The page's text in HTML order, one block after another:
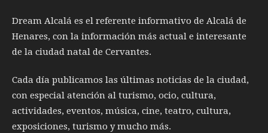
Dream Alcalá es el referente informativo de Alcalá de
Henares, con la información más actual e interesante
de la ciudad natal de Cervantes.
Cada día publicamos las últimas noticias de la ciudad,
con especial atención al turismo, ocio, cultura,
actividades, eventos, música, cine, teatro, cultura,
exposiciones, turismo y mucho más.